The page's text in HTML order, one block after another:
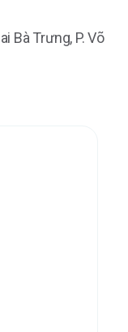
Bà Trưng, P. Võ